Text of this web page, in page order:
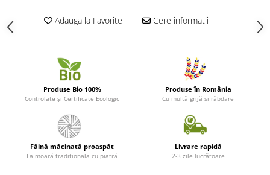
Adauga la Favorite Cere informatii
Produse Bio 100%
Controlate și Certificate Ecologic
Produse în România
Cu multă grijă și răbdare
Făină măcinată proaspăt
La moară traditionala cu piatră
Livrare rapidă
2-3 zile lucrătoare